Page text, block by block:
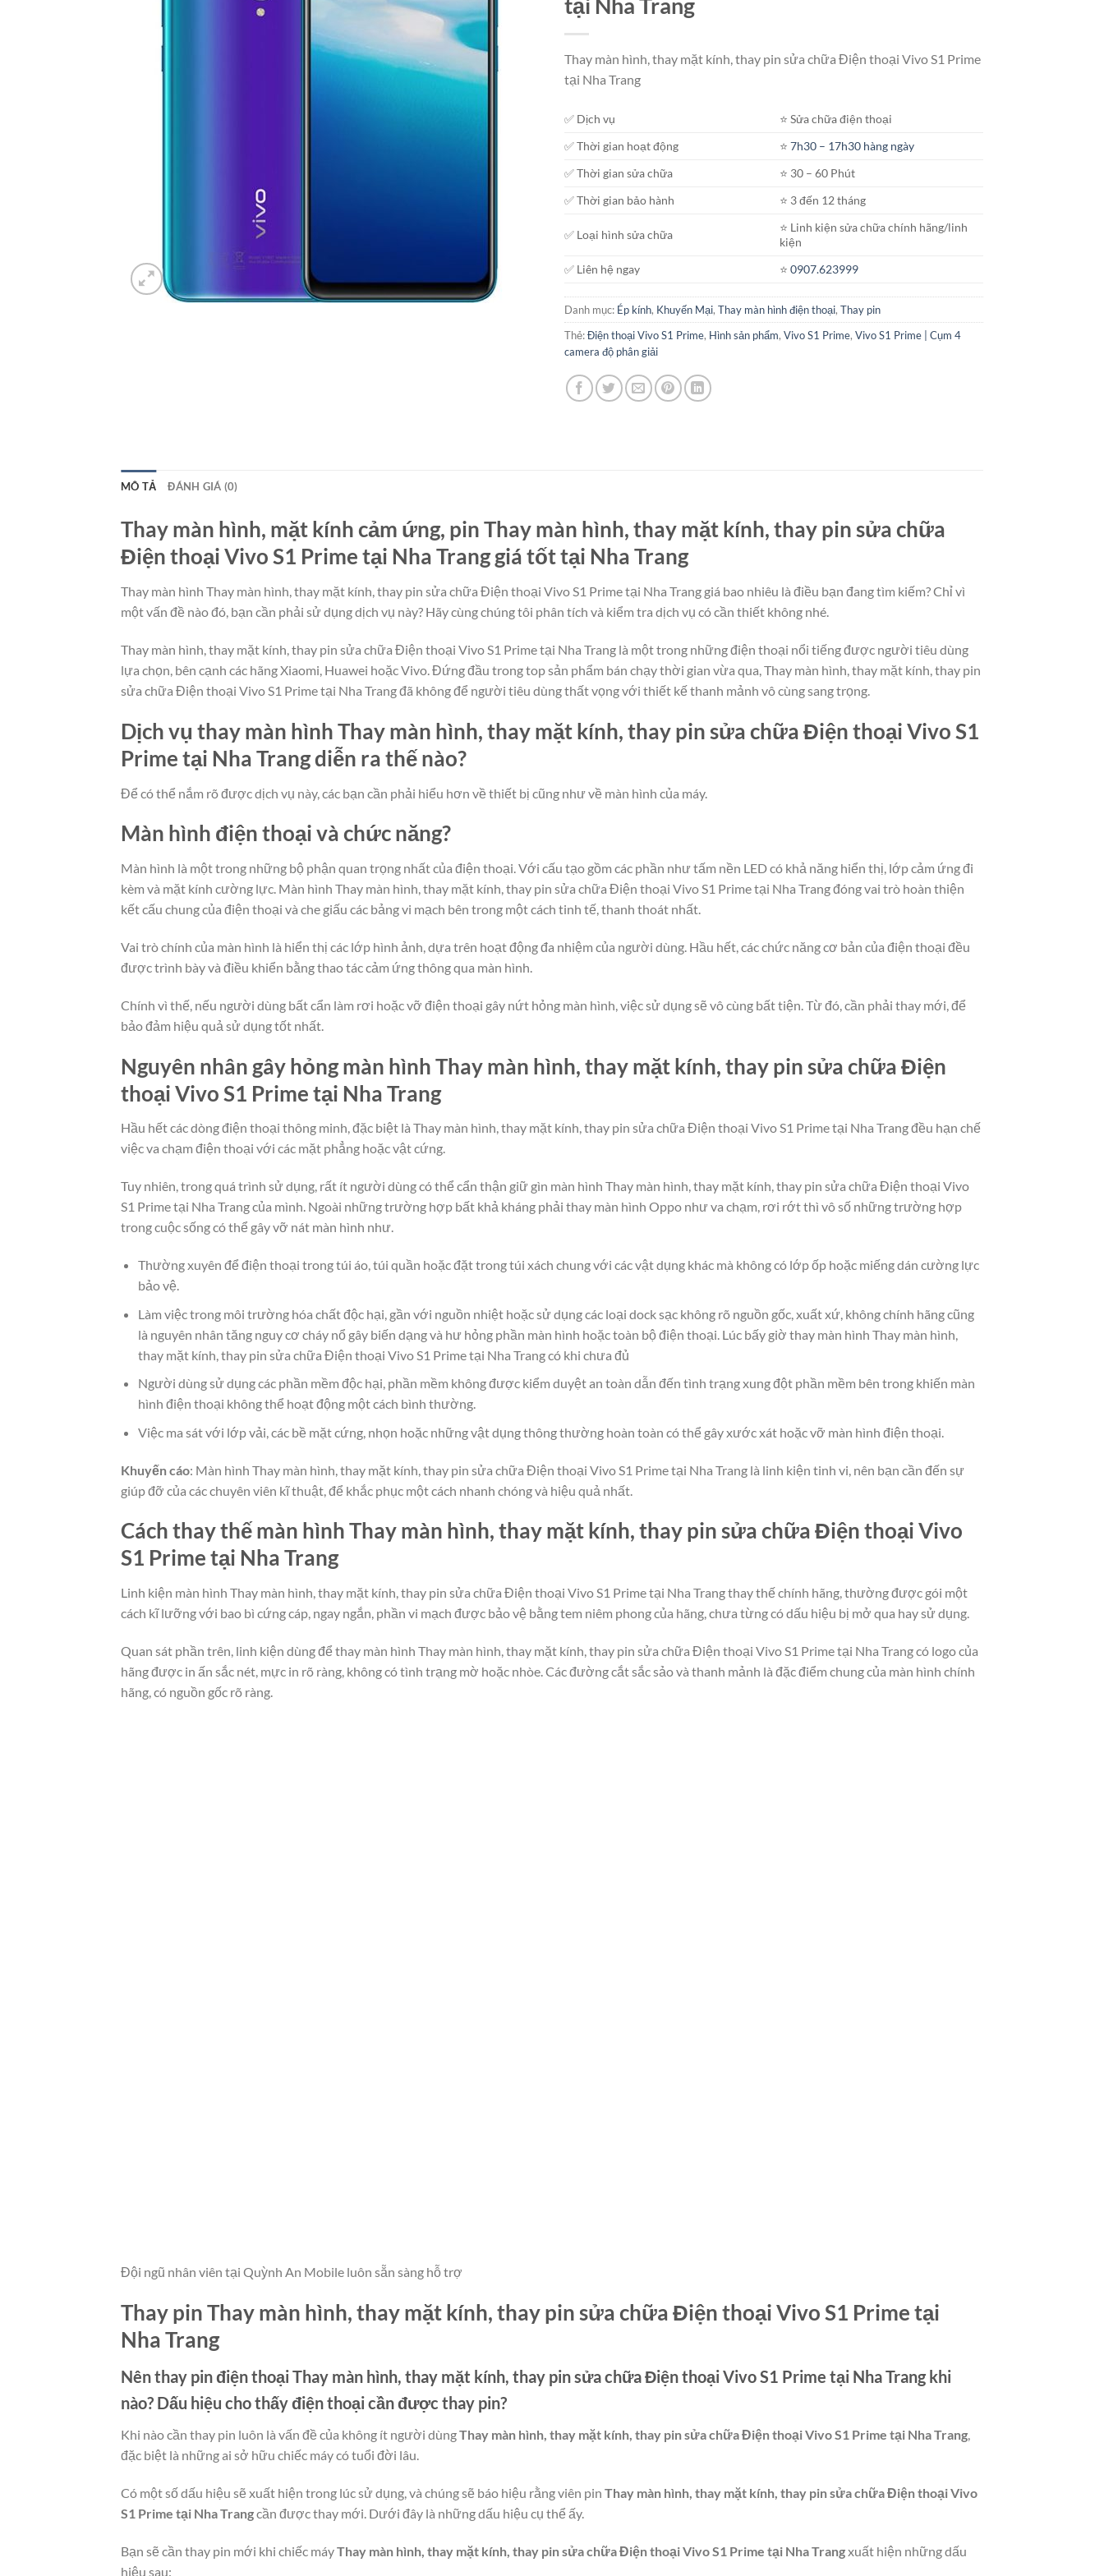
Thay màn hình, thay mặt kính, thay pin sửa chữa Điện thoại Vivo S1 Prime
tại Nha Trang
✅ Dịch vụ
⭐️ Sửa chữa điện thoại
✅ Thời gian hoạt động
⭐️7h30 – 17h30 hàng ngày
✅ Thời gian sửa chữa
⭐️ 30 – 60 Phút
✅ Thời gian bảo hành
⭐️ 3 đến 12 tháng
✅ Loại hình sửa chữa
⭐️ Linh kiện sửa chữa chính hãng/linh
kiện
✅ Liên hệ ngay
⭐️0907.623999
Danh mục: Ép kính, Khuyến Mại, Thay màn hình điện thoại, Thay pin
Thẻ:Điện thoại Vivo S1 Prime, Hình sản phẩm, Vivo S1 Prime, Vivo S1 Prime | Cụm 4
camera độ phân giải
MÔ TẢ ĐÁNH GIÁ (0)
Thay màn hình, mặt kính cảm ứng, pin Thay màn hình, thay mặt kính, thay pin sửa chữa
Điện thoại Vivo S1 Prime tại Nha Trang giá tốt tại Nha Trang
Thay màn hình Thay màn hình, thay mặt kính, thay pin sửa chữa Điện thoại Vivo S1 Prime tại Nha Trang giá bao nhiêu là điều bạn đang tìm kiếm? Chỉ vì
một vấn đề nào đó, bạn cần phải sử dụng dịch vụ này? Hãy cùng chúng tôi phân tích và kiểm tra dịch vụ có cần thiết không nhé.
Thay màn hình, thay mặt kính, thay pin sửa chữa Điện thoại Vivo S1 Prime tại Nha Trang là một trong những điện thoại nổi tiếng được người tiêu dùng
lựa chọn, bên cạnh các hãng Xiaomi, Huawei hoặc Vivo. Đứng đầu trong top sản phẩm bán chạy thời gian vừa qua, Thay màn hình, thay mặt kính, thay pin
sửa chữa Điện thoại Vivo S1 Prime tại Nha Trang đã không để người tiêu dùng thất vọng với thiết kế thanh mảnh vô cùng sang trọng.
Dịch vụ thay màn hình Thay màn hình, thay mặt kính, thay pin sửa chữa Điện thoại Vivo S1
Prime tại Nha Trang diễn ra thế nào?
Để có thể nắm rõ được dịch vụ này, các bạn cần phải hiểu hơn về thiết bị cũng như về màn hình của máy.
Màn hình điện thoại và chức năng?
Màn hình là một trong những bộ phận quan trọng nhất của điện thoại. Với cấu tạo gồm các phần như tấm nền LED có khả năng hiển thị, lớp cảm ứng đi
kèm và mặt kính cường lực. Màn hình Thay màn hình, thay mặt kính, thay pin sửa chữa Điện thoại Vivo S1 Prime tại Nha Trang đóng vai trò hoàn thiện
kết cấu chung của điện thoại và che giấu các bảng vi mạch bên trong một cách tinh tế, thanh thoát nhất.
Vai trò chính của màn hình là hiển thị các lớp hình ảnh, dựa trên hoạt động đa nhiệm của người dùng. Hầu hết, các chức năng cơ bản của điện thoại đều
được trình bày và điều khiển bằng thao tác cảm ứng thông qua màn hình.
Chính vì thế, nếu người dùng bất cẩn làm rơi hoặc vỡ điện thoại gây nứt hỏng màn hình, việc sử dụng sẽ vô cùng bất tiện. Từ đó, cần phải thay mới, để
bảo đảm hiệu quả sử dụng tốt nhất.
Nguyên nhân gây hỏng màn hình Thay màn hình, thay mặt kính, thay pin sửa chữa Điện
thoại Vivo S1 Prime tại Nha Trang
Hầu hết các dòng điện thoại thông minh, đặc biệt là Thay màn hình, thay mặt kính, thay pin sửa chữa Điện thoại Vivo S1 Prime tại Nha Trang đều hạn chế
việc va chạm điện thoại với các mặt phẳng hoặc vật cứng.
Tuy nhiên, trong quá trình sử dụng, rất ít người dùng có thể cẩn thận giữ gìn màn hình Thay màn hình, thay mặt kính, thay pin sửa chữa Điện thoại Vivo
S1 Prime tại Nha Trang của mình. Ngoài những trường hợp bất khả kháng phải thay màn hình Oppo như va chạm, rơi rớt thì vô số những trường hợp
trong cuộc sống có thể gây vỡ nát màn hình như.
Thường xuyên để điện thoại trong túi áo, túi quần hoặc đặt trong túi xách chung với các vật dụng khác mà không có lớp ốp hoặc miếng dán cường lực
bảo vệ.
Làm việc trong môi trường hóa chất độc hại, gần với nguồn nhiệt hoặc sử dụng các loại dock sạc không rõ nguồn gốc, xuất xứ, không chính hãng cũng
là nguyên nhân tăng nguy cơ cháy nổ gây biến dạng và hư hỏng phần màn hình hoặc toàn bộ điện thoại. Lúc bấy giờ thay màn hình Thay màn hình,
thay mặt kính, thay pin sửa chữa Điện thoại Vivo S1 Prime tại Nha Trang có khi chưa đủ
Người dùng sử dụng các phần mềm độc hại, phần mềm không được kiểm duyệt an toàn dẫn đến tình trạng xung đột phần mềm bên trong khiến màn
hình điện thoại không thể hoạt động một cách bình thường.
Việc ma sát với lớp vải, các bề mặt cứng, nhọn hoặc những vật dụng thông thường hoàn toàn có thể gây xước xát hoặc vỡ màn hình điện thoại.
Khuyến cáo: Màn hình Thay màn hình, thay mặt kính, thay pin sửa chữa Điện thoại Vivo S1 Prime tại Nha Trang là linh kiện tinh vi, nên bạn cần đến sự
giúp đỡ của các chuyên viên kĩ thuật, để khắc phục một cách nhanh chóng và hiệu quả nhất.
Cách thay thế màn hình Thay màn hình, thay mặt kính, thay pin sửa chữa Điện thoại Vivo
S1 Prime tại Nha Trang
Linh kiện màn hình Thay màn hình, thay mặt kính, thay pin sửa chữa Điện thoại Vivo S1 Prime tại Nha Trang thay thế chính hãng, thường được gói một
cách kĩ lưỡng với bao bì cứng cáp, ngay ngắn, phần vi mạch được bảo vệ bằng tem niêm phong của hãng, chưa từng có dấu hiệu bị mở qua hay sử dụng.
Quan sát phần trên, linh kiện dùng để thay màn hình Thay màn hình, thay mặt kính, thay pin sửa chữa Điện thoại Vivo S1 Prime tại Nha Trang có logo của
hãng được in ấn sắc nét, mực in rõ ràng, không có tình trạng mờ hoặc nhòe. Các đường cắt sắc sảo và thanh mảnh là đặc điểm chung của màn hình chính
hãng, có nguồn gốc rõ ràng.
Đội ngũ nhân viên tại Quỳnh An Mobile luôn sẵn sàng hỗ trợ
Thay pin Thay màn hình, thay mặt kính, thay pin sửa chữa Điện thoại Vivo S1 Prime tại
Nha Trang
Nên thay pin điện thoạiThay màn hình, thay mặt kính, thay pin sửa chữa Điện thoại Vivo S1 Prime tại Nha Trang khi
nào? Dấu hiệu cho thấy điện thoại cần được thay pin?
Khi nào cần thay pin luôn là vấn đề của không ít người dùngThay màn hình, thay mặt kính, thay pin sửa chữa Điện thoại Vivo S1 Prime tại Nha Trang,
đặc biệt là những ai sở hữu chiếc máy có tuổi đời lâu.
Có một số dấu hiệu sẽ xuất hiện trong lúc sử dụng, và chúng sẽ báo hiệu rằng viên pin Thay màn hình, thay mặt kính, thay pin sửa chữa Điện thoại Vivo
S1 Prime tại Nha Trangcần được thay mới. Dưới đây là những dấu hiệu cụ thể ấy.
Bạn sẽ cần thay pin mới khi chiếc máyThay màn hình, thay mặt kính, thay pin sửa chữa Điện thoại Vivo S1 Prime tại Nha Trangxuất hiện những dấu
hiệu sau: